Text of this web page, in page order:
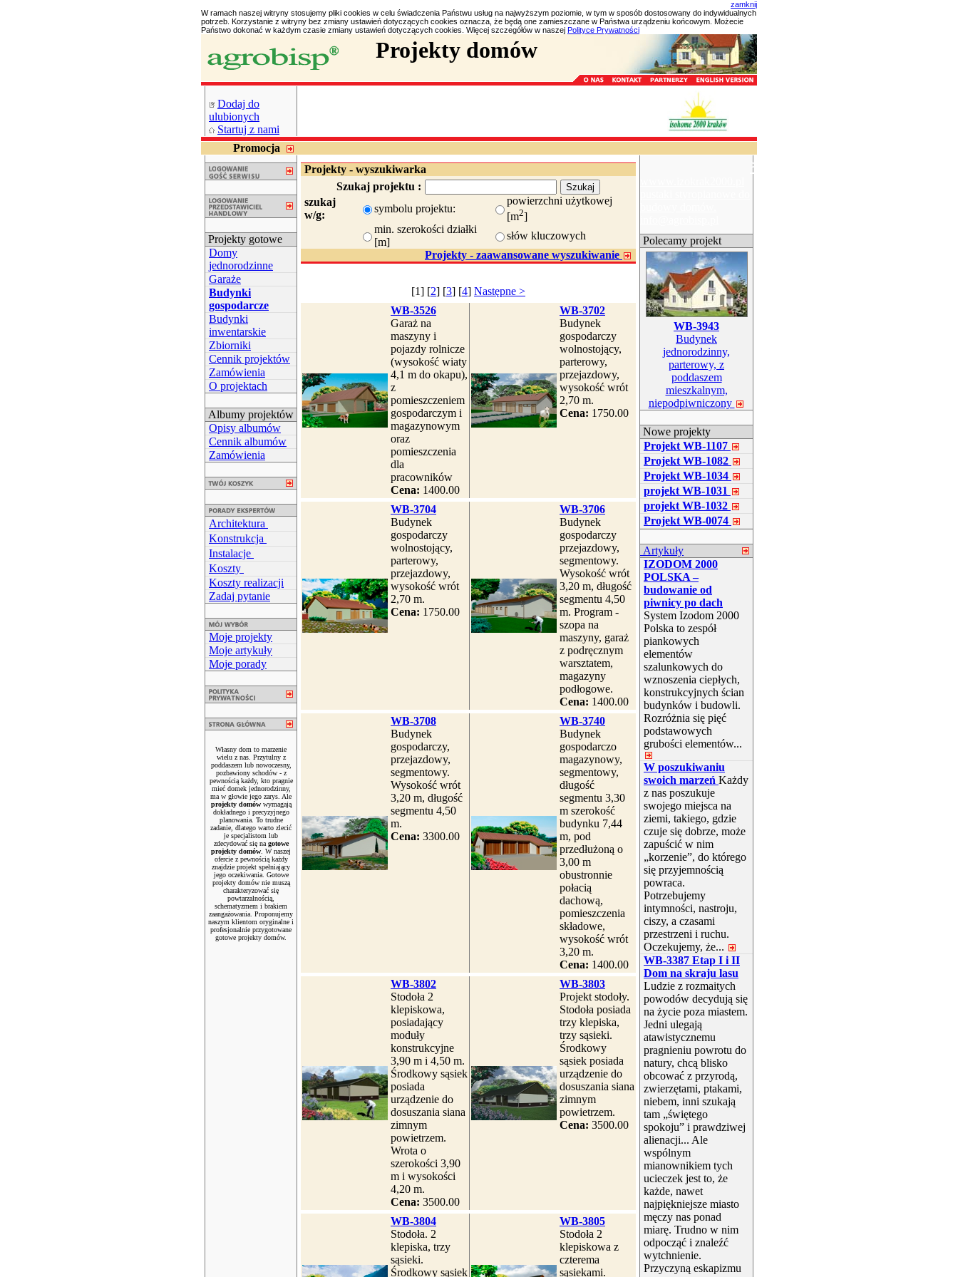
zamknij
W ramach naszej witryny stosujemy pliki cookies w celu świadczenia Państwu usług na najwyższym poziomie, w tym w sposób dostosowany do indywidualnych
potrzeb. Korzystanie z witryny bez zmiany ustawień dotyczących cookies oznacza, że będą one zamieszczane w Państwa urządzeniu końcowym. Możecie
Państwo dokonać w każdym czasie zmiany ustawień dotyczących cookies. Więcej szczegółów w naszej Polityce Prywatności
Projekty domów
Dodaj do
ulubionych
Startuj z nami
Promocja
Projekty gotowe
Domy
jednorodzinne
Garaże
Budynki
gospodarcze
Budynki
inwentarskie
Zbiorniki
Cennik projektów
Zamówienia
O projektach
Albumy projektów
Opisy albumów
Cennik albumów
Zamówienia
Architektura
Konstrukcja
Instalacje
Koszty
Koszty realizacji
Zadaj pytanie
Moje projekty
Moje artykuły
Moje porady
Własny dom to marzenie
wielu z nas. Przytulny z
poddaszem lub nowoczesny,
pozbawiony schodów - z
pewnością każdy, kto pragnie
mieć domek jednorodzinny,
ma w głowie jego zarys. Ale
projekty domówwymagają
dokładnego i precyzyjnego
planowania. To trudne
zadanie, dlatego warto zlecić
je specjalistom lub
zdecydować się na gotowe
projekty domów . W naszej
ofercie z pewnością każdy
znajdzie projekt spełniający
jego oczekiwania. Gotowe
projekty domów nie muszą
charakteryzować się
powtarzalnością,
schematyzmem i brakiem
zaangażowania. Proponujemy
naszym klientom oryginalne i
profesjonalnie przygotowane
gotowe projekty domów.
Projekty - wyszukiwarka
Szukaj projektu :
szukaj
w/g:
symbolu projektu:
powierzchni użytkowej
[m2]
min. szerokości działki
[m]
słów kluczowych
Projekty - zaawansowane wyszukiwanie
[1] [2] [3] [4] Następne >
WB-3526
Garaż na
maszyny i
pojazdy rolnicze
(wysokość wiaty
4,1 m do okapu),
z
pomieszczeniem
gospodarczym i
magazynowym
oraz
pomieszczenia
dla
pracowników
Cena: 1400.00
WB-3702
Budynek
gospodarczy
wolnostojący,
parterowy,
przejazdowy,
wysokość wrót
2,70 m.
Cena: 1750.00
WB-3704
Budynek
gospodarczy
wolnostojący,
parterowy,
przejazdowy,
wysokość wrót
2,70 m.
Cena: 1750.00
WB-3706
Budynek
gospodarczy
przejazdowy,
segmentowy.
Wysokość wrót
3,20 m, długość
segmentu 4,50
m. Program -
szopa na
maszyny, garaż
z podręcznym
warsztatem,
magazyny
podłogowe.
Cena: 1400.00
WB-3708
Budynek
gospodarczy,
przejazdowy,
segmentowy.
Wysokość wrót
3,20 m, długość
segmentu 4,50
m.
Cena: 3300.00
WB-3740
Budynek
gospodarczo
magazynowy,
segmentowy,
długość
segmentu 3,30
m szerokość
budynku 7,44
m, pod
przedłużoną o
3,00 m
obustronnie
połacią
dachową,
pomieszczenia
składowe,
wysokość wrót
3,20 m.
Cena: 1400.00
WB-3802
Stodoła 2
klepiskowa,
posiadający
moduły
konstrukcyjne
3,90 m i 4,50 m.
Środkowy sąsiek
posiada
urządzenie do
dosuszania siana
zimnym
powietrzem.
Wrota o
szerokości 3,90
m i wysokości
4,20 m.
Cena: 3500.00
WB-3803
Projekt stodoły.
Stodoła posiada
trzy klepiska,
trzy sąsieki.
Środkowy
sąsiek posiada
urządzenie do
dosuszania siana
zimnym
powietrzem.
Cena: 3500.00
WB-3804
Stodoła. 2
klepiska, trzy
sąsieki.
Środkowy sąsiek
WB-3805
Stodoła 2
klepiskowa z
czterema
sąsiekami.
×
Polecamy projekt
WB-3943
Budynek
jednorodzinny,
parterowy, z
poddaszem
mieszkalnym,
niepodpiwniczony
Nowe projekty
Projekt WB-1107
Projekt WB-1082
Projekt WB-1034
projekt WB-1031
projekt WB-1032
Projekt WB-0074
Artykuły
IZODOM 2000
POLSKA –
budowanie od
piwnicy po dach
System Izodom 2000
Polska to zespół
piankowych
elementów
szalunkowych do
wznoszenia ciepłych,
konstrukcyjnych ścian
budynków i budowli.
Rozróżnia się pięć
podstawowych
grubości elementów...
W poszukiwaniu
swoich marzeń Każdy
z nas poszukuje
swojego miejsca na
ziemi, takiego, gdzie
czuje się dobrze, może
zapuścić w nim
„korzenie”, do którego
się przyjemnością
powraca.
Potrzebujemy
intymności, nastroju,
ciszy, a czasami
przestrzeni i ruchu.
Oczekujemy, że...
WB-3387 Etap I i II
Dom na skraju lasu
Ludzie z rozmaitych
powodów decydują się
na życie poza miastem.
Jedni ulegają
atawistycznemu
pragnieniu powrotu do
natury, chcą blisko
obcować z przyrodą,
zwierzętami, ptakami,
niebem, inni szukają
tam „świętego
spokoju” i prawdziwej
alienacji... Ale
wspólnym
mianownikiem tych
ucieczek jest to, że
każde, nawet
najpiękniejsze miasto
męczy nas ponad
miarę. Trudno w nim
odpocząć i znaleźć
wytchnienie.
Przyczyną eskapizmu